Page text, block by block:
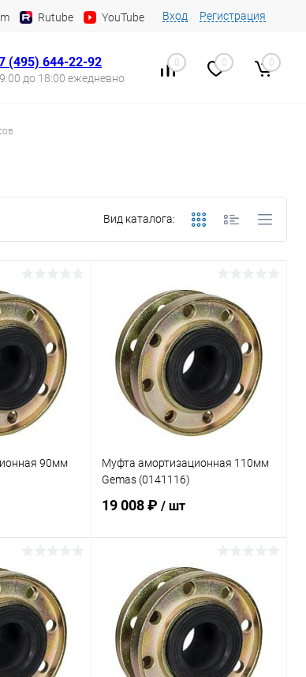
Rutube YouTube Вход Регистрация
(495) 644-22-92
до 18:00 ежедневно
0 0 0
Вид каталога:
90мм
Под заказ
Муфта амортизационная 110мм
Gemas (0141116)
19 008 ₽/ шт
В корзину
В избранное
К сравнению Под заказ